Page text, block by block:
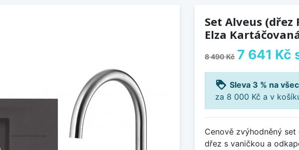
Set Alveus
Elza
8 490 Kč 7 641 Kč
loyalty Sleva 3 % na
za 8 000 Kč a v
Cenově zvýhodněný
dřez s vaničkou a